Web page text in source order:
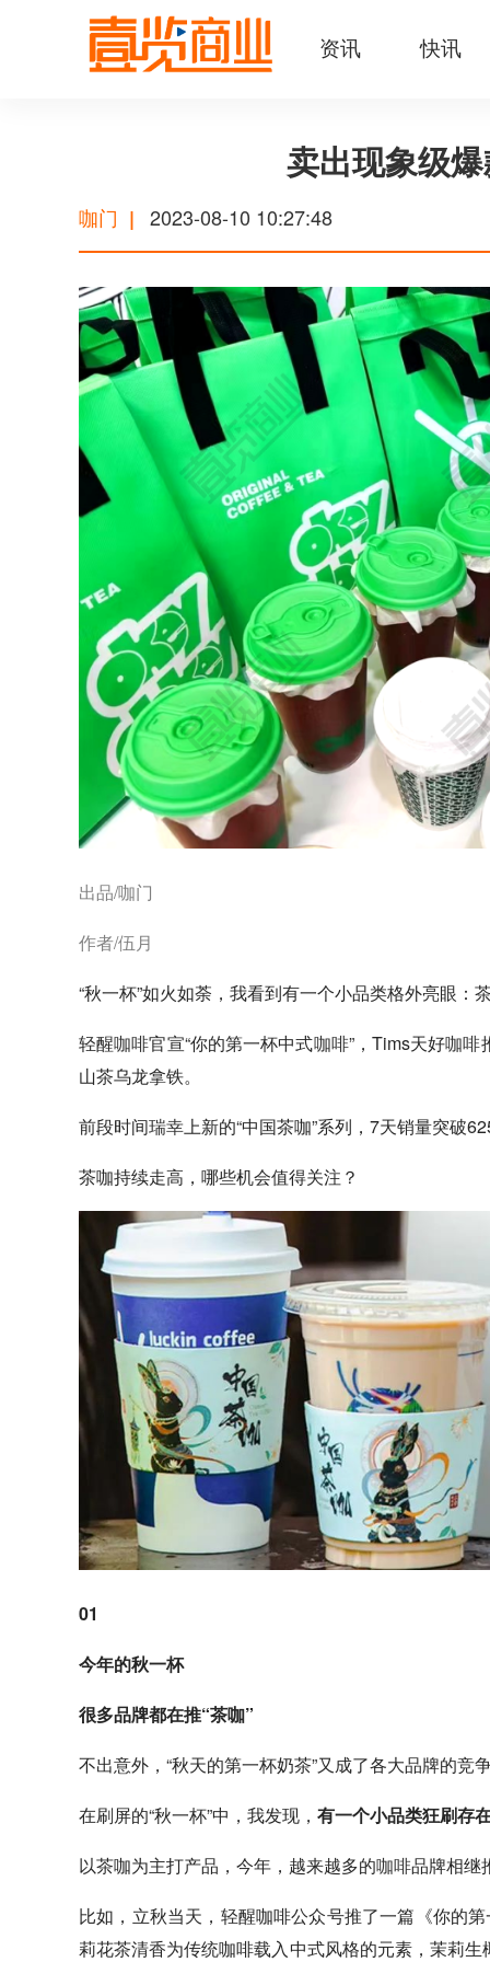
资讯 快讯
卖出现象级
咖门 | 2023-08-10 10:27:48
出品/咖门
作者/伍月
“秋一杯”如火如荼，我看到有一个小品类格外亮眼：
轻醒咖啡官宣“你的第一杯中式咖啡”，Tims天好咖啡
山茶乌龙拿铁。
前段时间瑞幸上新的“中国茶咖”系列，7天销量突破
茶咖持续走高，哪些机会值得关注？
01
今年的秋一杯
很多品牌都在推“茶咖”
不出意外，“秋天的第一杯奶茶”又成了各大品牌的竞
在刷屏的“秋一杯”中，我发现， 有一个小品类狂刷存
以茶咖为主打产品，今年，越来越多的咖啡品牌相继
比如，立秋当天，轻醒咖啡公众号推了一篇《你的
莉花茶清香为传统咖啡载入中式风格的元素，茉莉